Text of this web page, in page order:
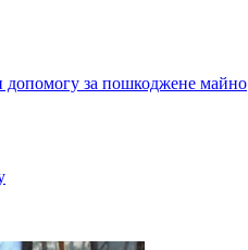
допомогу за пошкоджене майно